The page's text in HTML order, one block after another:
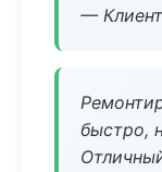
—
быстро,